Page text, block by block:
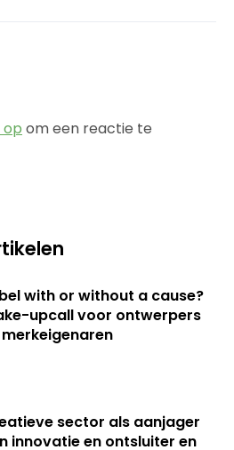
op om een reactie te
with or without a cause?
upcall voor ontwerpers
sector als aanjager
innovatie en ontsluiter en